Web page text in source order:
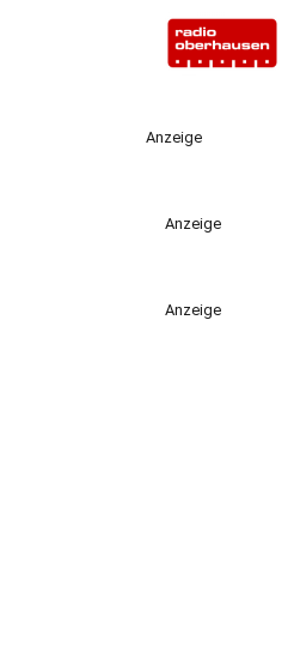
Anzeige
Anzeige
Anzeige